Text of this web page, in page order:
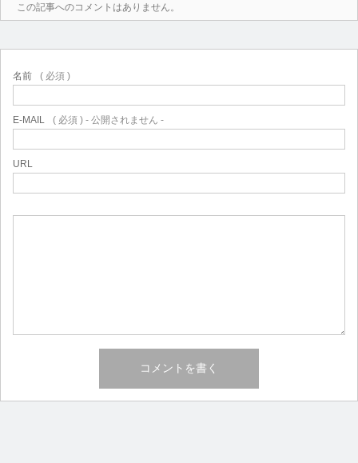
この記事へのコメントはありません。
名前 ( 必須 )
E-MAIL ( 必須 ) - 公開されません -
URL